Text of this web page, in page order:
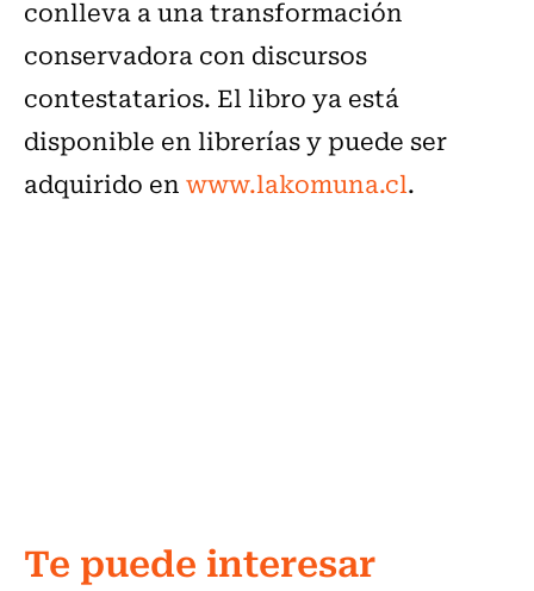
conlleva a una transformación
conservadora con discursos
contestatarios. El libro ya está
disponible en librerías y puede ser
adquirido enwww.lakomuna.cl.
Te puede interesar